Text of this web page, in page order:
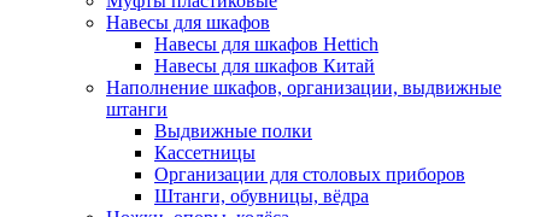
Навесы для шкафов
Навесы для шкафов Hettich
Навесы для шкафов Китай
Наполнение шкафов, организации, выдвижные
штанги
Выдвижные полки
Кассетницы
Организации для столовых приборов
Штанги, обувницы, вёдра